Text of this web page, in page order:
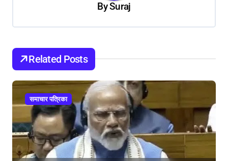
i
g
t
n
BySuraj
Related Posts
समाचार पत्रिका